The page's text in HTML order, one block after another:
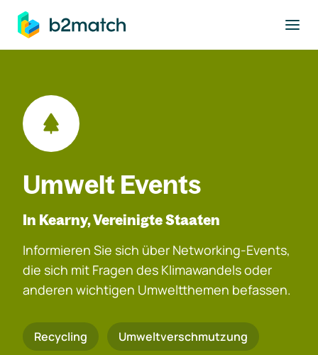
springen
Umwelt Events
In Kearny, Vereinigte Staaten
Informieren Sie sich über Networking-Events,
die sich mit Fragen des Klimawandels oder
anderen wichtigen Umweltthemen befassen.
Recycling Umweltverschmutzung